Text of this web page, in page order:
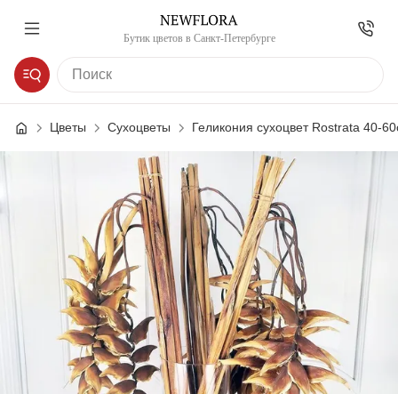
Бутик цветов в Санкт-Петербурге
Цветы Сухоцветы Геликония сухоцвет Rostrata 40-